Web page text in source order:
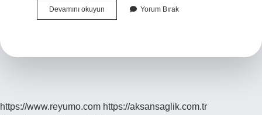
Devamını okuyun Antalyada
Kıl
Yorum Bırak
https://www.reyumo.com https://aksansaglik.com.tr